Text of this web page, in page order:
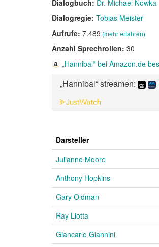
Dialogbuch: Dr. Michael Nowka
Dialogregie: Tobias Meister
Aufrufe: 7.489 (mehr erfahren)
Anzahl Sprechrollen: 30
„Hannibal“ bei Amazon.de
„Hannibal“ streamen:
Darsteller
Julianne Moore
Anthony Hopkins
Gary Oldman
Ray Liotta
Giancarlo Giannini